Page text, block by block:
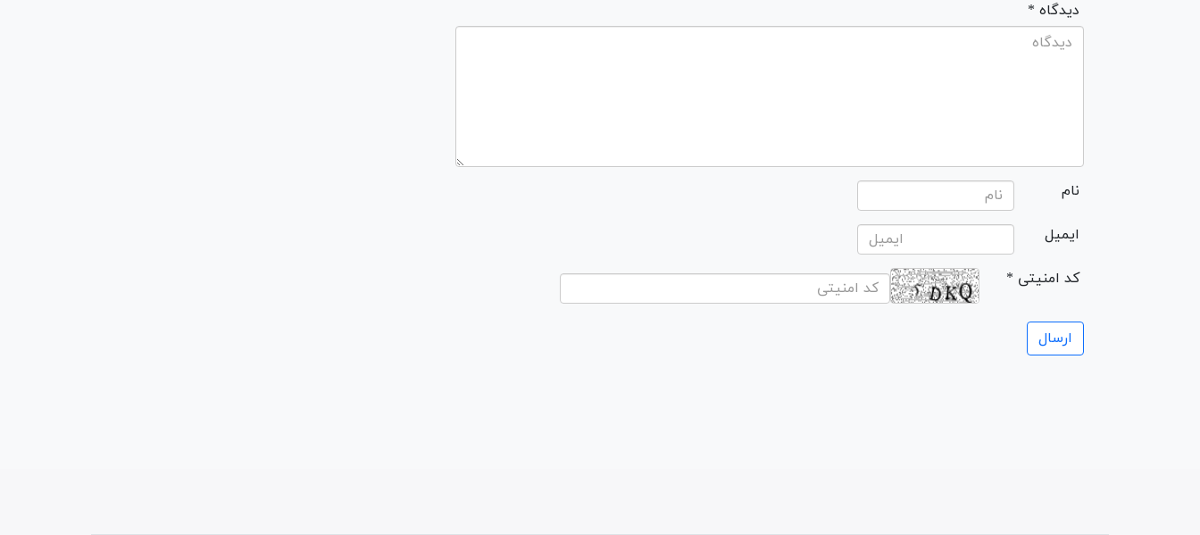
* دیدگاه
نام
ایمیل
* کد امنیتی